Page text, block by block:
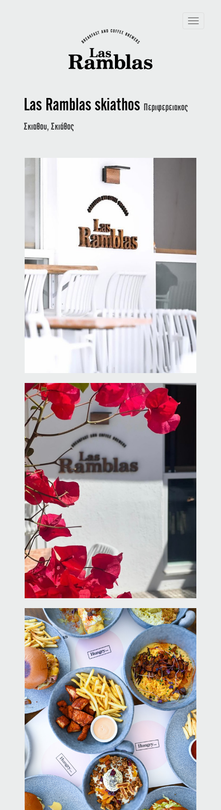
Toggle
Las Ramblas skiathos Περιφερειακος
Σκιαθου, Σκιάθος